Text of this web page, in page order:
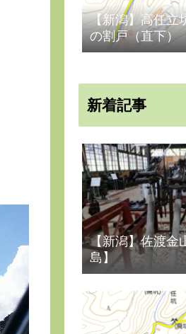
【新潟】高任立
の割戸（直下）
新着記事
【新潟】佐渡金
島】